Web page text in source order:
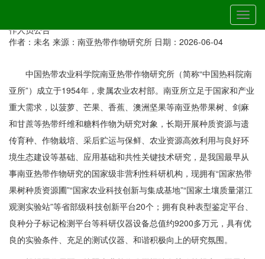
切
换
中国热带农业科学院南亚热带作物研究所2026年第二批公开招聘工
作人员公告
作者：未名 来源：南亚热带作物研究所 日期：2026-06-04
中国热带农业科学院南亚热带作物研究所（简称“中国热科院南
亚所”）成立于1954年，隶属农业农村部。南亚所立足于国家和产业
重大需求，以菠萝、芒果、香蕉、澳洲坚果等南亚热带果树、剑麻
和甘蔗等热带纤维和糖料作物为研究对象，长期开展种质资源与遗
传育种、作物栽培、采后贮运与保鲜、农业资源高效利用与良好环
境生态建设等基础、应用基础和共性关键技术研究，是我国最早从
事南亚热带作物研究的国家级非营利性科研机构，现拥有“国家热带
果树种质资源圃”“国家农业科技创新与集成基地”“国家土壤质量湛江
观测实验站”等省部级科技创新平台20个；拥有良种表型鉴定平台、
良种分子标记检测平台等科研仪器设备总值约9200多万元，具有优
良的实验条件、充足的测试仪器、和谐积极向上的研究氛围。